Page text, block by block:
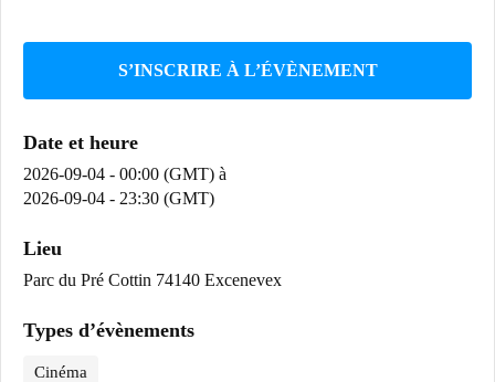
S’INSCRIRE À L’ÉVÈNEMENT
Date et heure
2026-09-04 - 00:00 (GMT) à
2026-09-04 - 23:30 (GMT)
Lieu
Parc du Pré Cottin 74140 Excenevex
Types d’évènements
Cinéma